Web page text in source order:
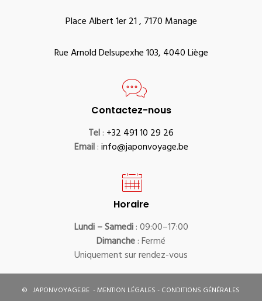
Place Albert 1er 21 , 7170 Manage
Rue Arnold Delsupexhe 103, 4040 Liège
Contactez-nous
Tel: +32 491 10 29 26
Email:info@japonvoyage.be
Horaire
Lundi – Samedi: 09:00–17:00
Dimanche: Fermé
Uniquement sur rendez-vous
© JAPONVOYAGE.BE -MENTION LÉGALES-CONDITIONS GÉNÉRALES